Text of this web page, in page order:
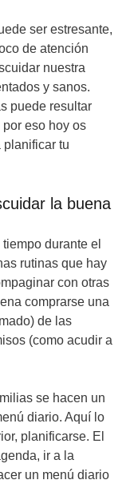
ser estresante,
de atención
nuestra
y sanos.
puede resultar
eso hoy os
planificar tu
la buena
durante el
rutinas que hay
con otras
comprarse una
de las
(como acudir a
se hacen un
diario. Aquí lo
planificarse. El
ir a la
un menú diario